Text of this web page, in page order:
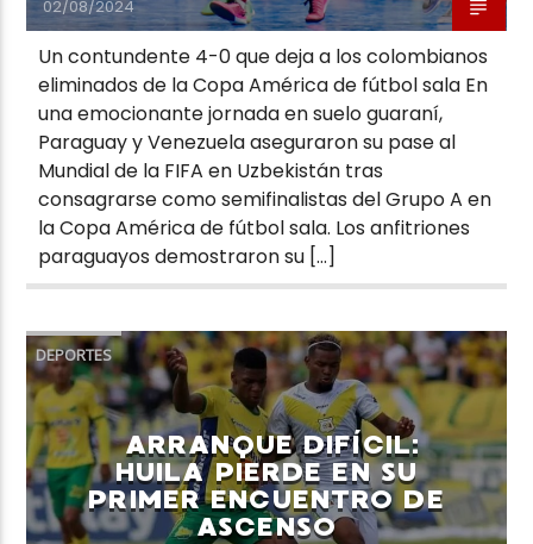
02/08/2024
Un contundente 4-0 que deja a los colombianos
eliminados de la Copa América de fútbol sala En
una emocionante jornada en suelo guaraní,
Paraguay y Venezuela aseguraron su pase al
Mundial de la FIFA en Uzbekistán tras
consagrarse como semifinalistas del Grupo A en
la Copa América de fútbol sala. Los anfitriones
paraguayos demostraron su […]
DEPORTES
ARRANQUE DIFÍCIL:
HUILA PIERDE EN SU
PRIMER ENCUENTRO DE
ASCENSO